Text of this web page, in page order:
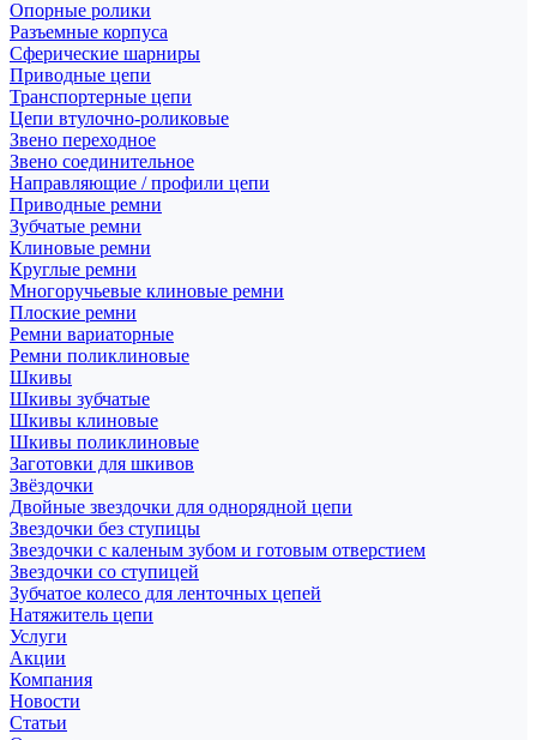
Опорные ролики
Разъемные корпуса
Сферические шарниры
Приводные цепи
Транспортерные цепи
Цепи втулочно-роликовые
Звено переходное
Звено соединительное
Направляющие / профили цепи
Приводные ремни
Зубчатые ремни
Клиновые ремни
Круглые ремни
Многоручьевые клиновые ремни
Плоские ремни
Ремни вариаторные
Ремни поликлиновые
Шкивы
Шкивы зубчатые
Шкивы клиновые
Шкивы поликлиновые
Заготовки для шкивов
Звёздочки
Двойные звездочки для однорядной цепи
Звездочки без ступицы
Звездочки с каленым зубом и готовым отверстием
Звездочки со ступицей
Зубчатое колесо для ленточных цепей
Натяжитель цепи
Услуги
Акции
Компания
Новости
Статьи